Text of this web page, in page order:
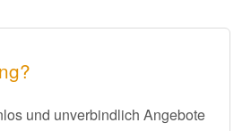
und unverbindlich Angebote